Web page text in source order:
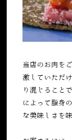
当店のお肉を
激していただ
り混じること
によって脂身
な美味しさを